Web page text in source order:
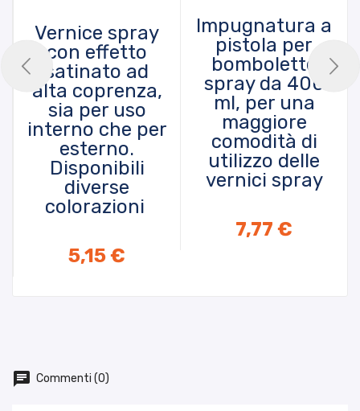
Vernice spray
con effetto
satinato ad
alta coprenza,
sia per uso
interno che per
esterno.
Disponibili
diverse
colorazioni
5,15 €
Impugnatura a
pistola per
bombolette
spray da 400
ml, per una
maggiore
comodità di
utilizzo delle
vernici spray
7,77 €
PRODOTTO
Commenti (0)